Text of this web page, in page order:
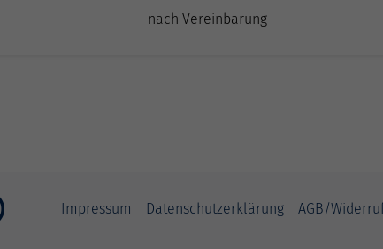
nach Vereinbarung
Impressum Datenschutzerklärung AGB/